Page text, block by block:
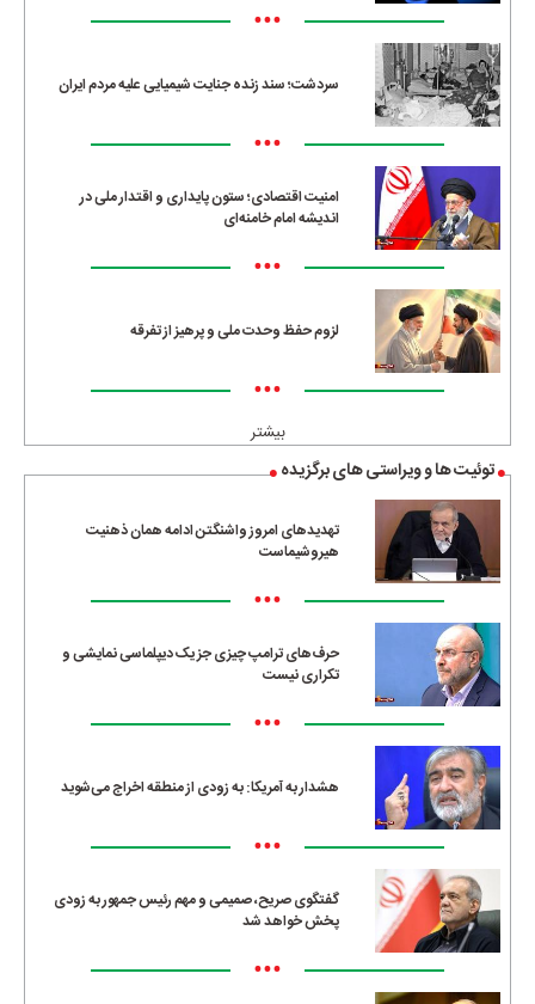
•••
سردشت؛ سند زنده جنایت شیمیایی علیه مردم ایران
•••
امنیت اقتصادی؛ ستون پایداری و اقتدار ملی در
اندیشه امام خامنه‌ای
•••
لزوم حفظ وحدت ملی و پرهیز از تفرقه
•••
بیشتر
توئیت ها و ویراستی های برگزیده
تهدیدهای امروز واشنگتن ادامه همان ذهنیت
هیروشیماست
•••
حرف‌های ترامپ چیزی جز یک دیپلماسی نمایشی و
تکراری نیست
•••
هشدار به آمریکا: به زودی از منطقه اخراج می‌شوید
•••
گفتگوی صریح، صمیمی و مهم رئیس جمهور به زودی
پخش خواهد شد
•••